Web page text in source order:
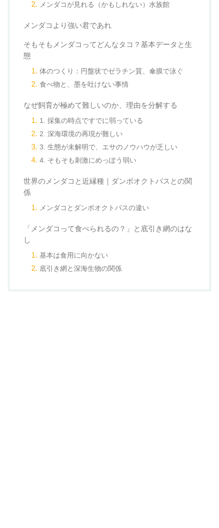
メンダコが見れる（かもしれない）水族館
メンダコより強い君であれ
そもそもメンダコってどんなタコ？基本データと生
態
体のつくり：円盤状でゼラチン質、傘膜で泳ぐ
食べ物と、墨を吐けない事情
なぜ飼育が極めて難しいのか、理由を分解する
1. 採集の時点ですでに弱っている
2. 深海環境の再現が難しい
3. 生態が未解明で、エサのノウハウが乏しい
4. そもそも刺激にめっぽう弱い
世界のメンダコと近縁種｜ダンボオクトパスとの関
係
メンダコとダンボオクトパスの違い
「メンダコって食べられるの？」と底引き網のはな
し
基本は食用に向かない
底引き網と深海生物の関係